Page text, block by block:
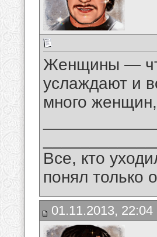
Женщины —
услаждают и
много
Все, кто
понял только
01.11.2013, 22:04